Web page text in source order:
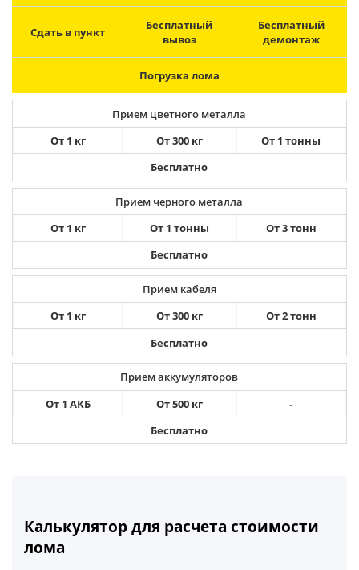
Сдать в пункт
Бесплатный
вывоз
Бесплатный
демонтаж
Погрузка лома
Прием цветного металла
От 1 кг
От 300 кг
От 1 тонны
Бесплатно
Прием черного металла
От 1 кг
От 1 тонны
От 3 тонн
Бесплатно
Прием кабеля
От 1 кг
От 300 кг
От 2 тонн
Бесплатно
Прием аккумуляторов
От 1 АКБ
От 500 кг
-
Бесплатно
Калькулятор для расчета стоимости
лома